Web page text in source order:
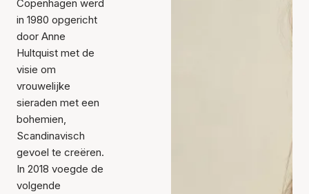
Copenhagen werd
in 1980 opgericht
door Anne
Hultquist met de
visie om
vrouwelijke
sieraden met een
bohemien,
Scandinavisch
gevoel te creëren.
In 2018 voegde de
volgende